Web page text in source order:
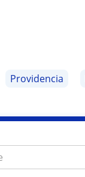
Providencia